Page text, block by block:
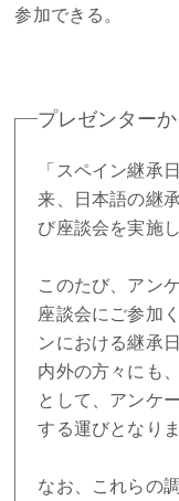
参加できる。
プレゼンター
「スペイン継承
来、日本語の継
び座談会を実施
このたび、アン
座談会にご参加
ンにおける継承
内外の方々にも
として、アンケ
する運びとなりま
なお、これらの